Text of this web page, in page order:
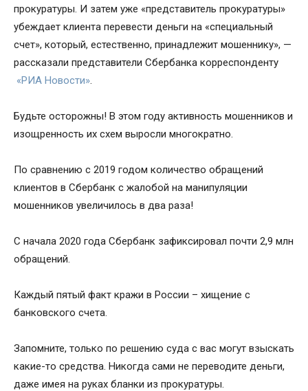
прокуратуры. И затем уже «представитель прокуратуры»
убеждает клиента перевести деньги на «специальный
счет», который, естественно, принадлежит мошеннику», —
рассказали представители Сбербанка корреспонденту
«РИА Новости».
Будьте осторожны! В этом году активность мошенников и
изощренность их схем выросли многократно.
По сравнению с 2019 годом количество обращений
клиентов в Сбербанк с жалобой на манипуляции
мошенников увеличилось в два раза!
С начала 2020 года Сбербанк зафиксировал почти 2,9 млн
обращений.
Каждый пятый факт кражи в России – хищение с
банковского счета.
Запомните, только по решению суда с вас могут взыскать
какие-то средства. Никогда сами не переводите деньги,
даже имея на руках бланки из прокуратуры.